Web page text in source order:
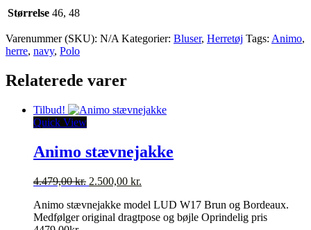
Størrelse 46, 48
Varenummer (SKU): N/A Kategorier: Bluser, Herretøj Tags: Animo,
herre, navy, Polo
Relaterede varer
Tilbud!
Quick View
Animo stævnejakke
4.479,00kr. Den
pris
var:
2.500,00 kr.
pris
er:
Animo stævnejakke model LUD W17 Brun og Bordeaux.
Medfølger original dragtpose og bøjle Oprindelig pris